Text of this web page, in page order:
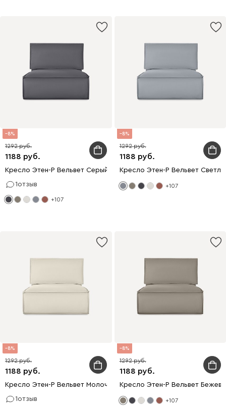
8
1188
1292
Кресло Этен-Р Вельвет Серый
1отзыв
+107
8
1188
1292
Кресло Этен-Р Вельвет
+107
8
1188
1292
Кресло Этен-Р Вельвет Молочный
1отзыв
8
1188
1292
Кресло Этен-Р Вельвет
+107